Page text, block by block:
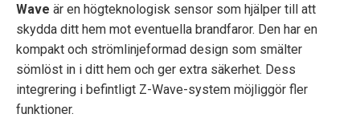
Wave är en högteknologisk sensor som hjälper till att
skydda ditt hem mot eventuella brandfaror. Den har en
kompakt och strömlinjeformad design som smälter
sömlöst in i ditt hem och ger extra säkerhet. Dess
integrering i befintligt Z-Wave-system möjliggör fler
funktioner.